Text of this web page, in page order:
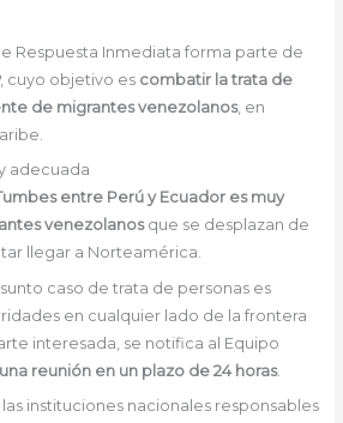
Respuesta Inmediata forma parte de
, cuyo objetivo es combatir la trata de
de migrantes venezolanos, en
adecuada
entre Perú y Ecuador es muy
venezolanosque se desplazan de
llegar a Norteamérica.
caso de trata de personas es
en cualquier lado de la frontera
interesada, se notifica al Equipo
reunión en un plazo de 24 horas.
instituciones nacionales responsables